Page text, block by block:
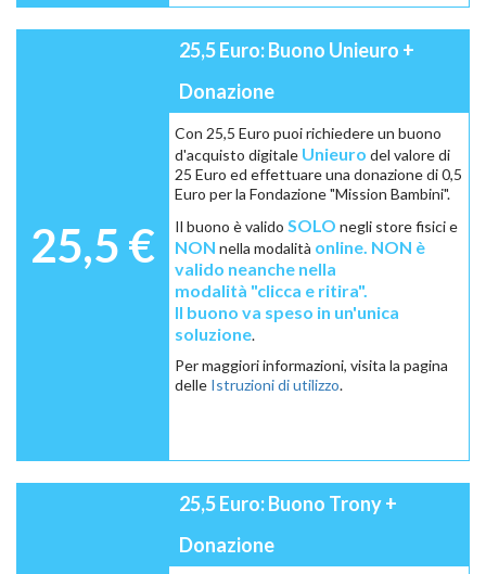
25,5 €
25,5 Euro: Buono Unieuro +
Donazione
Con 25,5 Euro puoi richiedere un buono
d'acquisto digitale Unieuro del valore di
25 Euro ed effettuare una donazione di 0,5
Euro per la Fondazione "Mission Bambini".
Il buono è valido SOLO negli store fisici e
NON nella modalità online. NON è
valido neanche nella
modalità "clicca e ritira".
Il buono va speso in un'unica
soluzione.
Per maggiori informazioni, visita la pagina
delle Istruzioni di utilizzo.
25,5 Euro: Buono Trony +
Donazione